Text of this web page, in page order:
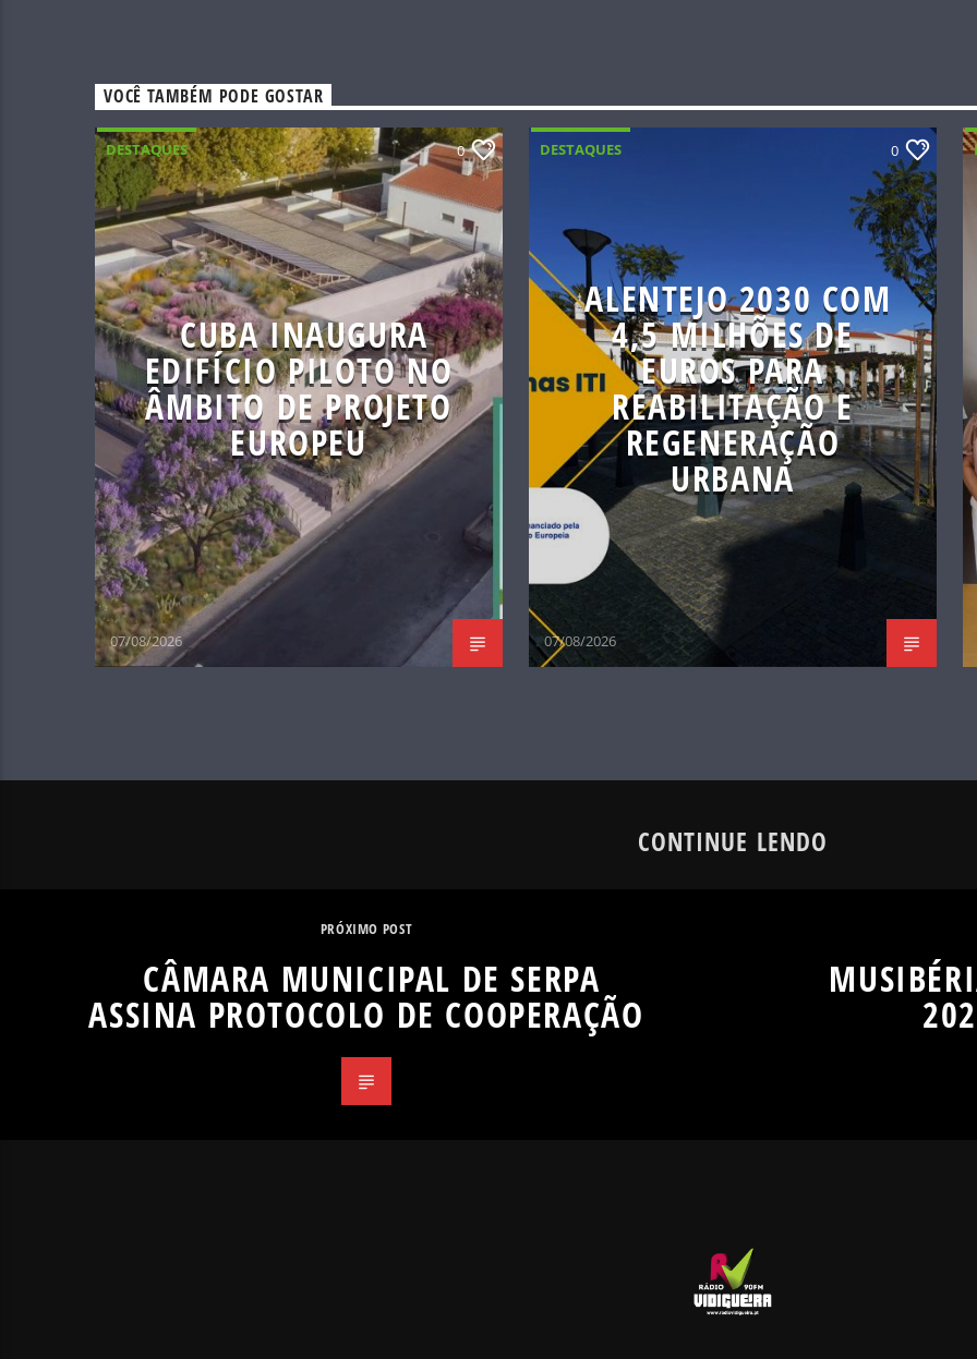
VOCÊ TAMBÉM PODE GOSTAR
DESTAQUES 0
CUBA INAUGURA
EDIFÍCIO PILOTO NO
ÂMBITO DE PROJETO
EUROPEU
07/08/2026
DESTAQUES 0
ALENTEJO 2030 COM
4,5 MILHÕES DE
EUROS PARA
REABILITAÇÃO E
REGENERAÇÃO
URBANA
07/08/2026
CONTINUE LENDO
PRÓXIMO POST
CÂMARA MUNICIPAL DE SERPA
ASSINA PROTOCOLO DE COOPERAÇÃO